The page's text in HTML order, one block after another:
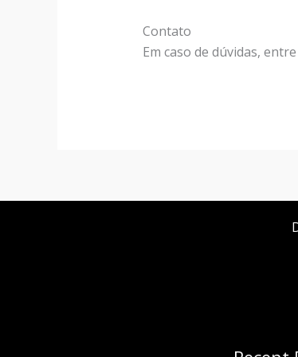
Contato
Em caso de dúvidas,